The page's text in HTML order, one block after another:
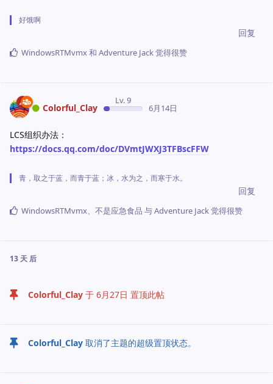
好饿啊
回复
WindowsRTMvmx和 Adventure Jack觉得很赞
Colorful_Clay
Lv. 9
6月14日
LCS组织办法：
https://docs.qq.com/doc/DVmtJWXJ3TFBscFFW
青，取之于蓝，而青于蓝；冰，水为之，而寒于水。
回复
WindowsRTMvmx、 不是应急食品 与Adventure Jack觉得很赞
13 天 后
Colorful_Clay 于 6月27日 置顶此帖
Colorful_Clay 取消了主题的超级置顶状态。